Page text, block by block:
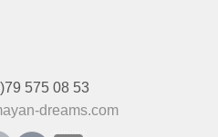
575 08 53
dreams.com